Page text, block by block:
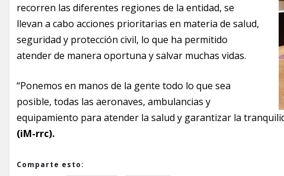
recorren las diferentes regiones de la entidad, se
llevan a cabo acciones prioritarias en materia de salud,
seguridad y protección civil, lo que ha permitido
atender de manera oportuna y salvar muchas vidas.
“Ponemos en manos de la gente todo lo que sea
posible, todas las aeronaves, ambulancias y
equipamiento para atender la salud y garantizar la
(iM-rrc).
Comparte esto: